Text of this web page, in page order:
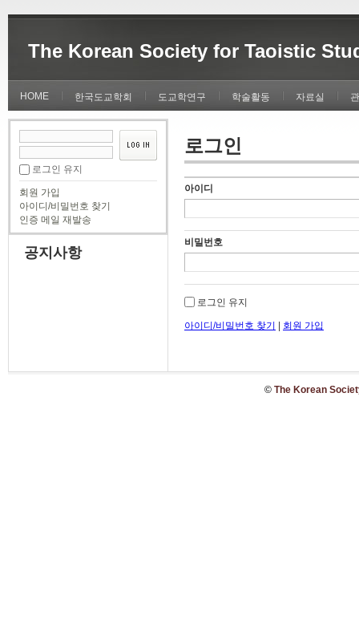
The Korean Society for Taoistic
HOME 한국도교학회 도교학연구 학술활동 자료실
로그인 유지
회원 가입
아이디/비밀번호 찾기
인증 메일 재발송
공지사항
로그인
아이디
비밀번호
로그인 유지
아이디/비밀번호 찾기 회원 가입
© The Korean